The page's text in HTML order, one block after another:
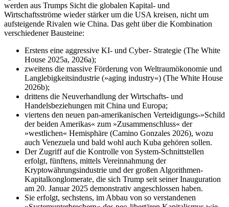
werden aus Trumps Sicht die globalen Kapital- und
Wirtschaftsströme wieder stärker um die USA kreisen, nicht um
aufsteigende Rivalen wie China. Das geht über die Kombination
verschiedener Bausteine:
Erstens eine aggressive KI- und ­Cyber- Strategie (The White
House 2025a, 2026a);
zweitens die massive Förderung von Weltraumökonomie und
Langlebigkeits­industrie (»aging industry«) (The White House
2026b);
drittens die Neuverhandlung der Wirtschafts- und
Handelsbeziehungen mit China und Europa;
viertens den neuen pan-amerikanischen Verteidigungs-»Schild
der beiden Amerikas« zum »Zusammenschluss« der
»westlichen« Hemisphäre (Camino Gonzales 2026), wozu
auch Venezuela und bald wohl auch Kuba gehören sollen.
Der Zugriff auf die Kontrolle von System-Schnittstellen
erfolgt, fünftens, mittels Vereinnahmung der
Kryptowährungsindustrie und der großen Algorithmen-
Kapitalkonglomerate, die sich Trump seit seiner Inauguration
am 20. Januar 2025 demonstrativ angeschlossen haben.
Sie erfolgt, sechstens, im Abbau von so verstandenen